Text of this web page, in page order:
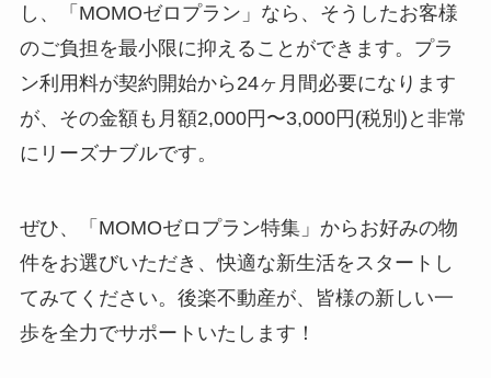
し、「MOMOゼロプラン」なら、そうしたお客様
のご負担を最小限に抑えることができます。プラ
ン利用料が契約開始から24ヶ月間必要になります
が、その金額も月額2,000円〜3,000円(税別)と非常
にリーズナブルです。
ぜひ、「MOMOゼロプラン特集」からお好みの物
件をお選びいただき、快適な新生活をスタートし
てみてください。後楽不動産が、皆様の新しい一
歩を全力でサポートいたします！